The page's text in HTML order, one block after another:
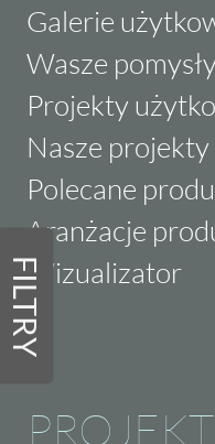
FILTRY
Galerie
Wasze pomysły
Projekty
Nasze projekty
Polecane
Aranżacje
Wizualizator